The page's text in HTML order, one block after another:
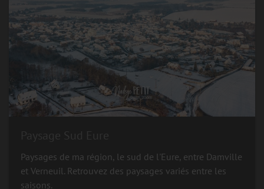
Paysages de ma région, le sud de l'Eure, entre Damville
et Verneuil. Retrouvez des paysages variés entre les
saisons.